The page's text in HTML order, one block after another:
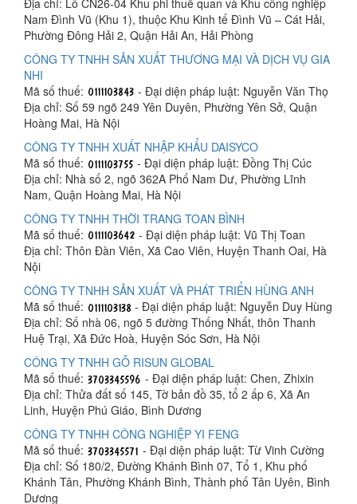
Nam Đình Vũ (Khu 1), thuộc Khu Kinh tế Đình Vũ – Cát Hải,
Phường Đông Hải 2, Quận Hải An, Hải Phòng
CÔNG TY TNHH SẢN XUẤT THƯƠNG MẠI VÀ DỊCH VỤ GIA
NHI
Mã số thuế:
- Đại diện pháp luật: Nguyễn Văn Thọ
Địa chỉ: Số 59 ngõ 249 Yên Duyên, Phường Yên Sở, Quận
Hoàng Mai, Hà Nội
CÔNG TY TNHH XUẤT NHẬP KHẨU DAISYCO
Mã số thuế:
- Đại diện pháp luật: Đồng Thị Cúc
Địa chỉ: Nhà số 2, ngõ 362A Phố Nam Dư, Phường Lĩnh
Nam, Quận Hoàng Mai, Hà Nội
CÔNG TY TNHH THỜI TRANG TOAN BÌNH
Mã số thuế:
- Đại diện pháp luật: Vũ Thị Toan
Địa chỉ: Thôn Đàn Viên, Xã Cao Viên, Huyện Thanh Oai, Hà
Nội
CÔNG TY TNHH SẢN XUẤT VÀ PHÁT TRIỂN HÙNG ANH
Mã số thuế:
- Đại diện pháp luật: Nguyễn Duy Hùng
Địa chỉ: Số nhà 06, ngõ 5 đường Thống Nhất, thôn Thanh
Huệ Trại, Xã Đức Hoà, Huyện Sóc Sơn, Hà Nội
CÔNG TY TNHH GỖ RISUN GLOBAL
Mã số thuế:
- Đại diện pháp luật: Chen, Zhixin
Địa chỉ: Thửa đất số 145, Tờ bản đồ 35, tổ 2 ấp 6, Xã An
Linh, Huyện Phú Giáo, Bình Dương
CÔNG TY TNHH CÔNG NGHIỆP YI FENG
Mã số thuế:
- Đại diện pháp luật: Từ Vinh Cường
Địa chỉ: Số 180/2, Đường Khánh Bình 07, Tổ 1, Khu phố
Khánh Tân, Phường Khánh Bình, Thành phố Tân Uyên, Bình
Dương